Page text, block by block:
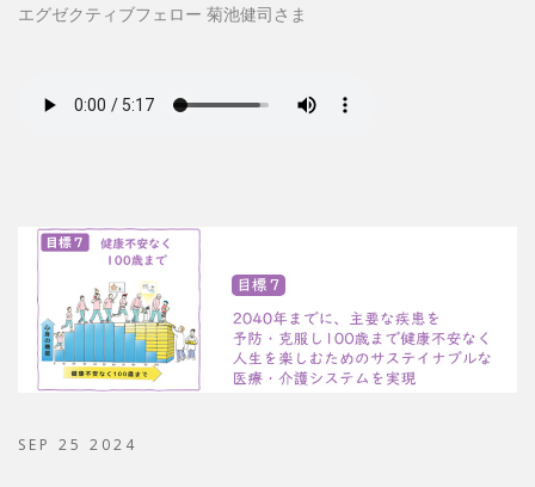
エグゼクティブフェロー 菊池健司さま
SEP 25 2024